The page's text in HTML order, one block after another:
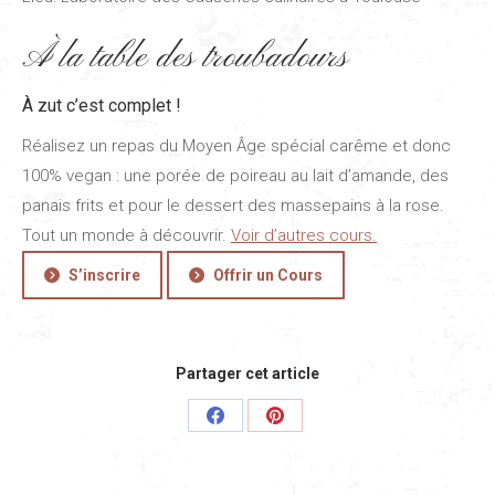
À la table des troubadours
À zut c’est complet !
Réalisez un repas du Moyen Âge spécial carême et donc
100% vegan : une porée de poireau au lait d’amande, des
panais frits et pour le dessert des massepains à la rose.
Tout un monde à découvrir. Voir d’autres cours.
S’inscrire Offrir un Cours
Partager cet article
Share
Share